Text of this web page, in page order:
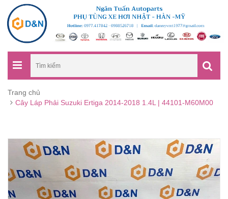
Trang chủ
Cây Láp Phải Suzuki Ertiga 2014-2018 1.4L | 44101-M60M00